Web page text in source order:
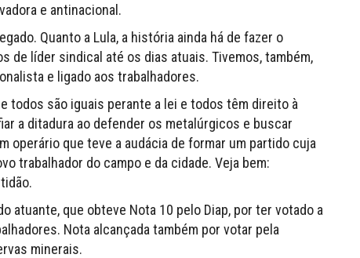
e antinacional.
Quanto a Lula, a história ainda há de fazer o
de líder sindical até os dias atuais. Tivemos, também,
e ligado aos trabalhadores.
todos são iguais perante a lei e todos têm direito à
a ditadura ao defender os metalúrgicos e buscar
operário que teve a audácia de formar um partido cuja
trabalhador do campo e da cidade. Veja bem:
atuante, que obteve Nota 10 pelo Diap, por ter votado a
Nota alcançada também por votar pela
minerais.